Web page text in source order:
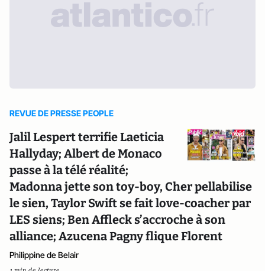
REVUE DE PRESSE PEOPLE
Jalil Lespert terrifie Laeticia
Hallyday; Albert de Monaco
passe à la télé réalité;
Madonna jette son toy-boy, Cher pellabilise
le sien, Taylor Swift se fait love-coacher par
LES siens; Ben Affleck s’accroche à son
alliance; Azucena Pagny flique Florent
Philippine de Belair